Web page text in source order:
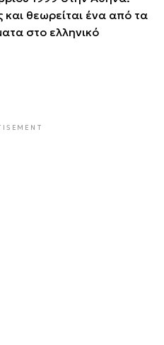
και θεωρείται ένα από τα
στο ελληνικό